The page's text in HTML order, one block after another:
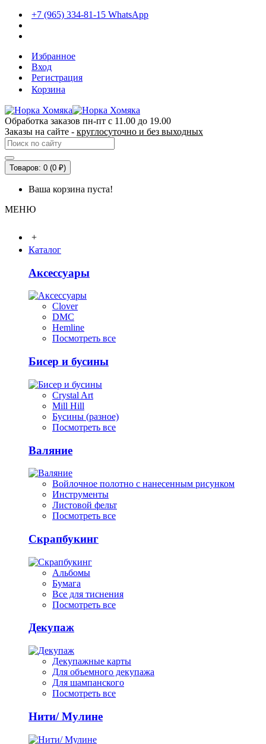
+7 (965) 334-81-15 WhatsApp
Избранное
Вход
Регистрация
Корзина
Обработка заказов пн-пт с 11.00 до 19.00
Заказы на сайте - круглосуточно и без выходных
Товаров: 0 (0 ₽)
Ваша корзина пуста!
МЕНЮ
+
Каталог
Аксессуары
Clover
DMC
Hemline
Посмотреть все
Бисер и бусины
Crystal Art
Mill Hill
Бусины (разное)
Посмотреть все
Валяние
Войлочное полотно с нанесенным рисунком
Инструменты
Листовой фельт
Посмотреть все
Скрапбукинг
Альбомы
Бумага
Все для тиснения
Посмотреть все
Декупаж
Декупажные карты
Для объемного декупажа
Для шампанского
Посмотреть все
Нити/ Мулине